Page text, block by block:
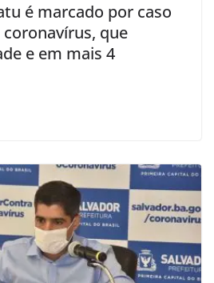
é marcado por caso
que
e em mais 4